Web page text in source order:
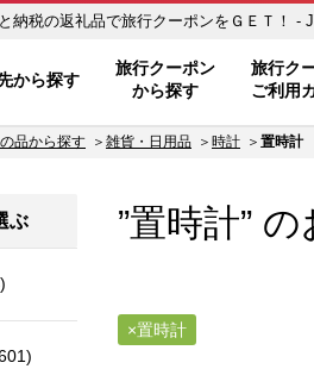
のお礼の品一覧 ふるさと納税の返礼品で旅行クーポン
から探す
旅行クーポン
から探す
旅行ク
ご利用
品から探す 雑貨・日用品 時計 置時計
”置時計”
置時計
ぶ